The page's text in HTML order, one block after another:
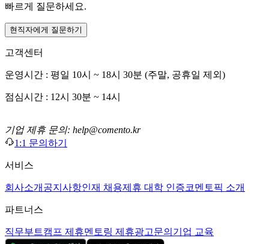
빠르게 질문하세요.
현직자에게 질문하기
고객센터
운영시간 : 평일 10시 ~ 18시 30분 (주말, 공휴일 제외)
점심시간 : 12시 30분 ~ 14시
기업 제휴 문의: help@comento.kr
1:1 문의하기
서비스
회사소개 공지사항인재 채용제휴 대학 인증코멘토픽 소개
파트너스
직무부트캠프 제휴멘토링 제휴광고문의 기업 교육